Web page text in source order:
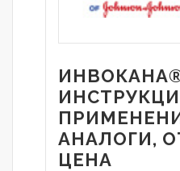
АНАЛОГИ,
ЦЕНА